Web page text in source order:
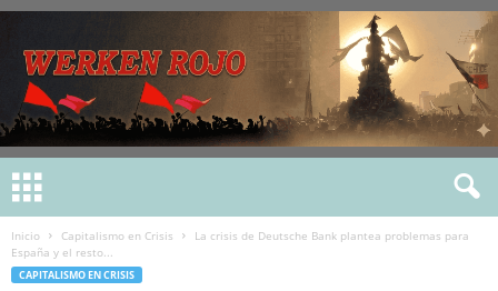
Inicio Capitalismo en Crisis
La crisis de Deutsche Bank plantea problemas para
España y el resto...
CAPITALISMO EN CRISIS